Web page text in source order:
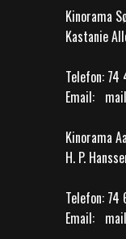
Kinorama
Kastanie
Telefon: 74
Email:
Kinorama
H. P.
Telefon: 74
Email: